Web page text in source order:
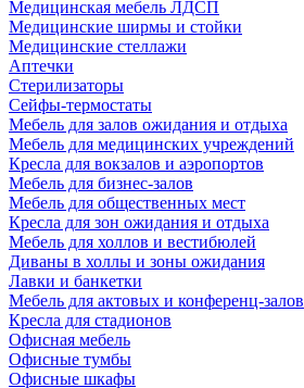
Медицинская мебель ЛДСП
Медицинские ширмы и стойки
Медицинские стеллажи
Аптечки
Стерилизаторы
Сейфы-термостаты
Мебель для залов ожидания и отдыха
Мебель для медицинских учреждений
Кресла для вокзалов и аэропортов
Мебель для бизнес-залов
Мебель для общественных мест
Кресла для зон ожидания и отдыха
Мебель для холлов и вестибюлей
Диваны в холлы и зоны ожидания
Лавки и банкетки
Мебель для актовых и конференц-залов
Кресла для стадионов
Офисная мебель
Офисные тумбы
Офисные шкафы